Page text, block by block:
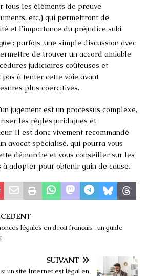
tous les éléments de preuve
etc.) qui permettront de
et l’importance du préjudice subi.
: parfois, une simple discussion avec
de trouver un accord amiable
judiciaires coûteuses et
pas à tenter cette voie avant
plus coercitives.
jugement est un processus complexe,
les règles juridiques et
Il est donc vivement recommandé
avocat spécialisé, qui pourra vous
démarche et vous conseiller sur les
adopter pour obtenir gain de cause.
légales en droit français : un guide
SUIVANT
un site Internet est légal en